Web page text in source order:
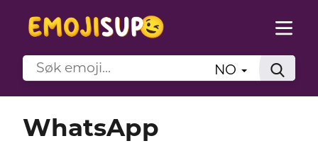
NO
WhatsApp